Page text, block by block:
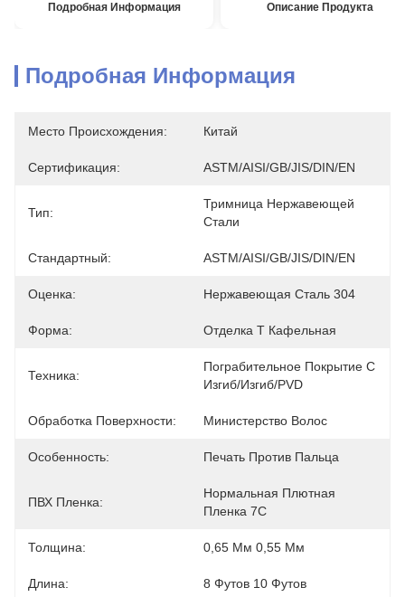
Подробная Информация Описание Продукта
Подробная Информация
Место Происхождения: Китай
Сертификация: ASTM/AISI/GB/JIS/DIN/EN
Тип:
Тримница Нержавеющей
Стали
Стандартный: ASTM/AISI/GB/JIS/DIN/EN
Оценка: Нержавеющая Сталь 304
Форма: Отделка T Кафельная
Техника:
Пограбительное Покрытие С
Изгиб/изгиб/PVD
Обработка Поверхности: Министерство Волос
Особенность: Печать Против Пальца
ПВХ Пленка:
Нормальная Плютная
Пленка 7C
Толщина: 0,65 Мм 0,55 Мм
Длина: 8 Футов 10 Футов